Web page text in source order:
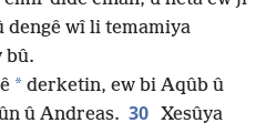
dengê wî li temamiya
bû.
* derketin, ew bi Aqûb û
û Andreas. 30 Xesûya